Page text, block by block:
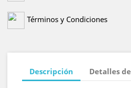
Términos y Condiciones
Descripción Detalles